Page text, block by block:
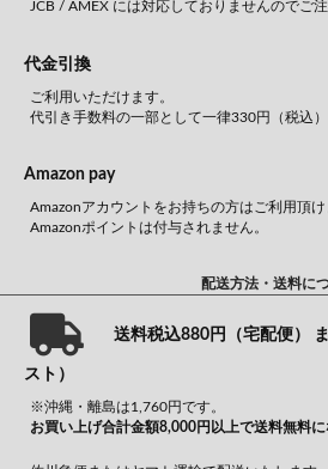
JCB / AMEX には対応しておりませんのでご注
代金引換
ご利用いただけます。
代引き手数料の一部として一律330円（税込）
Amazon pay
Amazonアカウントをお持ちの方はご利用頂け
Amazonポイントは付与されません。
配送方法・送料に
送料税込880円（宅配便）
スト）
※沖縄・離島は1,760円です。
お買い上げ合計金額8,000円以上で送料無料に